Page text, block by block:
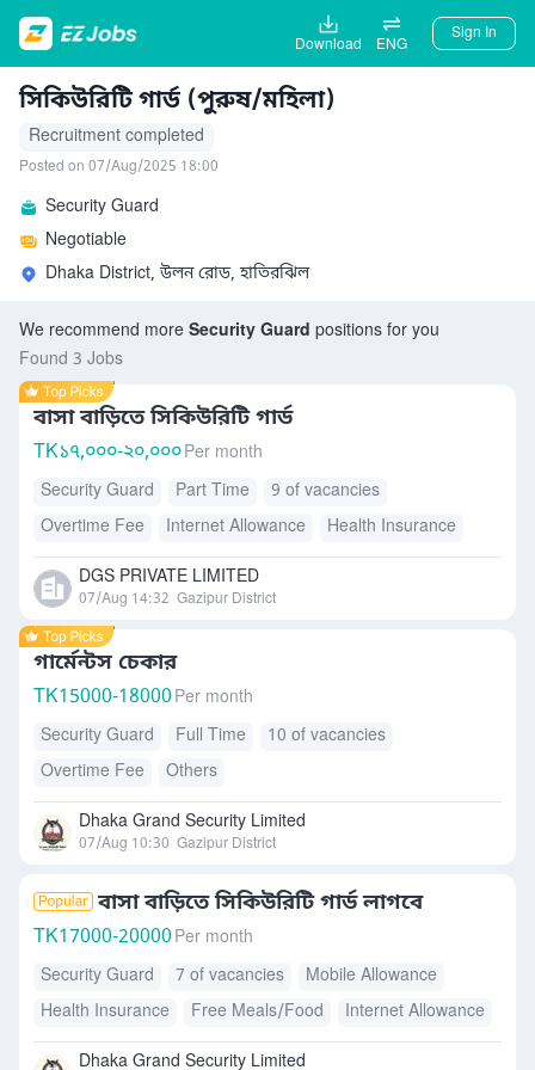
Download ENG
Sign In
সিকিউরিটি গার্ড (পুরুষ/মহিলা)
Recruitment completed
Posted on 07/Aug/2025 18:00
Security Guard
Negotiable
Dhaka District, উলন রোড, হাতিরঝিল
We recommend more Security Guard positions for you
Found 3 Jobs
বাসা বাড়িতে সিকিউরিটি গার্ড
TK১৭,০০০-২০,০০০Per month
Security Guard
Part Time
9 of vacancies
Overtime Fee
Internet Allowance
Health Insurance
Accommodation
Free Meals/Food
DGS PRIVATE LIMITED
07/Aug 14:32 Gazipur District
গার্মেন্টস চেকার
TK15000-18000 Per month
Security Guard
Full Time
10 of vacancies
Overtime Fee
Others
Dhaka Grand Security Limited
07/Aug 10:30 Gazipur District
বাসা বাড়িতে সিকিউরিটি গার্ড লাগবে
TK17000-20000 Per month
Security Guard
7 of vacancies
Mobile Allowance
Health Insurance
Free Meals/Food
Internet Allowance
Accommodation
Dhaka Grand Security Limited